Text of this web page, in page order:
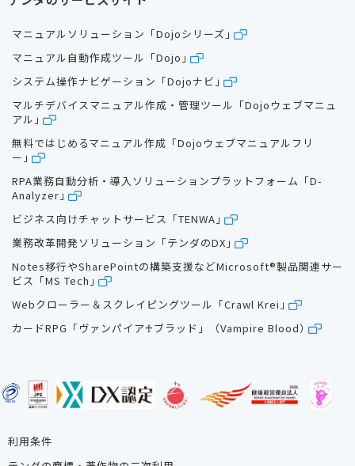
マニュアルソリューション「Dojoシリーズ」
マニュアル自動作成ツール「Dojo」
システム操作ナビゲーション「Dojoナビ」
マルチデバイスマニュアル作成・管理ツール「Dojoウェブマニュ
アル」
無料ではじめるマニュアル作成「Dojoウェブマニュアルフリ
ー」
RPA業務自動分析・導入ソリューションプラットフォーム「D-
Analyzer」
ビジネス向けチャットサービス「TENWA」
業務改革開発ソリューション「テンダのDX」
Notes移行やSharePointの構築支援などMicrosoft®製品関連サー
ビス「MS Tech」
Webクローラー＆スクレイピングツール「Crawl Krei」
カードRPG「ヴァンパイア♰ブラッド」（Vampire Blood）
利用条件